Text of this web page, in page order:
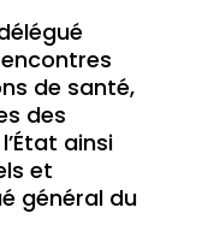
de santé,
des
ainsi
et
général du